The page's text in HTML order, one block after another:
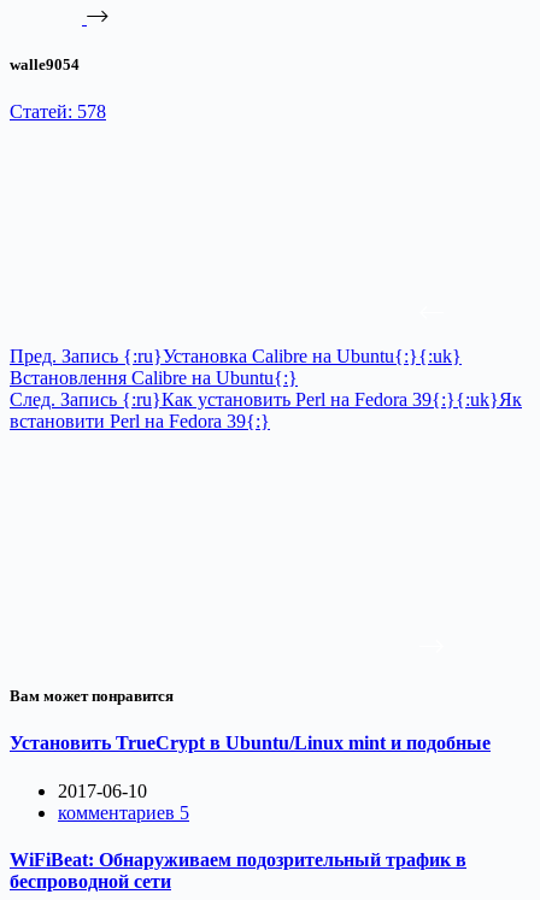
walle9054
Статей: 578
Пред. Запись {:ru}Установка Calibre на Ubuntu{:}{:uk}
Встановлення Calibre на Ubuntu{:}
След. Запись {:ru}Как установить Perl на Fedora 39{:}{:uk}Як
встановити Perl на Fedora 39{:}
Вам может понравится
Установить TrueCrypt в Ubuntu/Linux mint и подобные
2017-06-10
комментариев 5
WiFiBeat: Обнаруживаем подозрительный трафик в
беспроводной сети